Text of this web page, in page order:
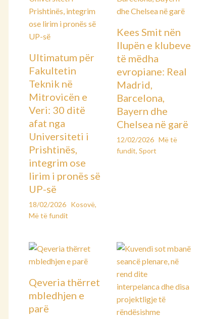
Ultimatum për
Fakultetin
Teknik në
Mitrovicën e
Veri: 30 ditë
afat nga
Universiteti i
Prishtinës,
integrim ose
lirim i pronës së
UP-së
18/02/2026 Kosovë,
Më të fundit
Kees Smit nën
llupën e klubeve
të mëdha
evropiane: Real
Madrid,
Barcelona,
Bayern dhe
Chelsea në garë
12/02/2026 Më të
fundit, Sport
Qeveria thërret
mbledhjen e
parë